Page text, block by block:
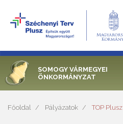
SOMOGY VÁRMEGYEI
ÖNKORMÁNYZAT
Főoldal Pályázatok TOP Plusz